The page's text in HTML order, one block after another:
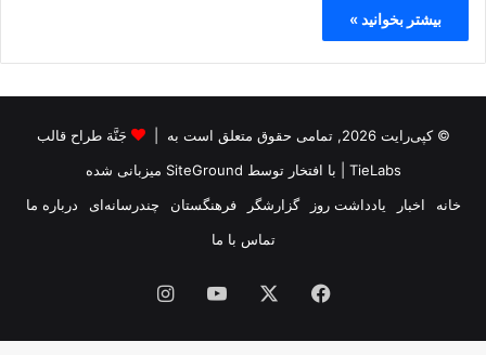
بیشتر بخوانید »
© کپی‌رایت 2026, تمامی حقوق متعلق است به |
جَنَّة طراح قالب
TieLabs | با افتخار توسط SiteGround میزبانی شده
خانه
اخبار یادداشت روز گزارشگر فرهنگستان چندرسانه‌ای
درباره ما
تماس با ما
فیس
بوک
یوتیوب